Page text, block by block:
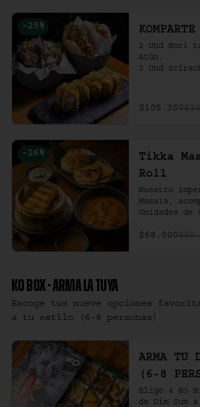
-25 %
2 Und Nori
Atún.
2 Und
$105.350
-26 %
Tikka
Roll
Nuestro
Masala,
Unidades
$68.000
KO BOX - ARMA LA TUYA
Escoge tus nueve opciones
a tu estilo (6-8 personas)
ARMA TU
(6-8
Elige 4 KO
de Dim Sum